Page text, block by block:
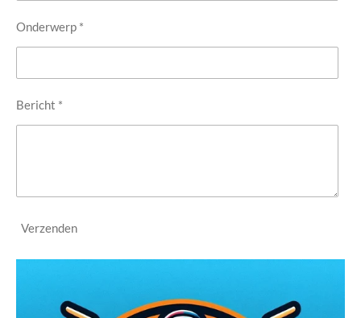
Onderwerp *
Bericht *
Verzenden